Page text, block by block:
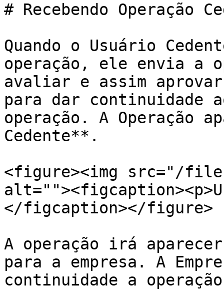
# Recebendo Operação
Quando o Usuário
operação, ele envia a
avaliar e assim
para dar continuidade
operação. A Operação
Cedente**.
<figure><img src="/files/
</figcaption></figure>
A operação irá
para a empresa. A
continuidade a